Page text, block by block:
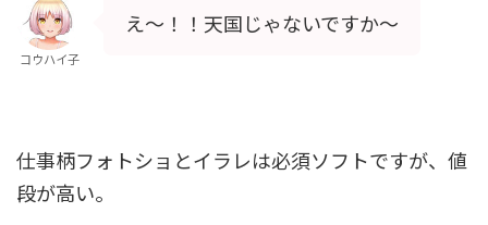
コウハイ子
え～！！天国じゃないですか～
仕事柄フォトショとイラレは必須ソフトですが、値
段が高い。